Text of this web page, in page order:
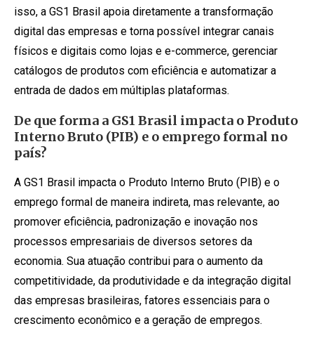
isso, a GS1 Brasil apoia diretamente a transformação
digital das empresas e torna possível integrar canais
físicos e digitais como lojas e e-commerce, gerenciar
catálogos de produtos com eficiência e automatizar a
entrada de dados em múltiplas plataformas.
De que forma a GS1 Brasil impacta o Produto
Interno Bruto (PIB) e o emprego formal no
país?
A GS1 Brasil impacta o Produto Interno Bruto (PIB) e o
emprego formal de maneira indireta, mas relevante, ao
promover eficiência, padronização e inovação nos
processos empresariais de diversos setores da
economia. Sua atuação contribui para o aumento da
competitividade, da produtividade e da integração digital
das empresas brasileiras, fatores essenciais para o
crescimento econômico e a geração de empregos.